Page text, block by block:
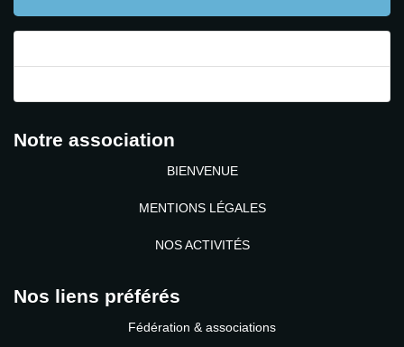
Notre association
BIENVENUE
MENTIONS LÉGALES
NOS ACTIVITÉS
Nos liens préférés
Fédération & associations